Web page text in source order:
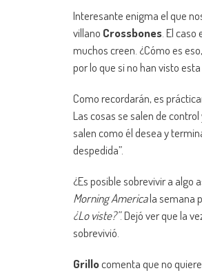
Interesante enigma el que
villano Crossbones. El
muchos creen. ¿Cómo es
por lo que si no han visto
Como recordarán, es
Las cosas se salen de
salen como él desea y
despedida”.
¿Es posible sobrevivir a algo
Morning Americala semana
¿Lo viste?”. Dejó ver que la
sobrevivió.
Grillocomenta que no